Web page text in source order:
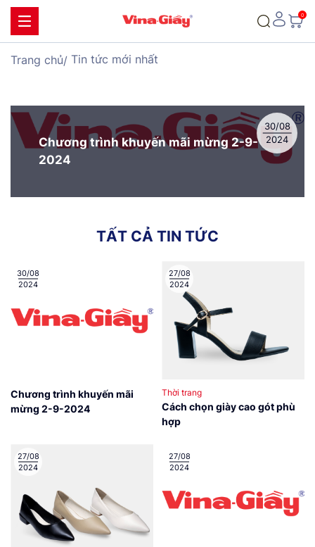
Trang chủ Tin tức mới nhất
30/08
2024
Chương trình khuyến mãi mừng 2-9-
2024
TẤT CẢ TIN TỨC
30/08
2024
Chương trình khuyến mãi
mừng 2-9-2024
27/08
2024
Thời trang
Cách chọn giày cao gót phù
hợp
27/08
2024
27/08
2024